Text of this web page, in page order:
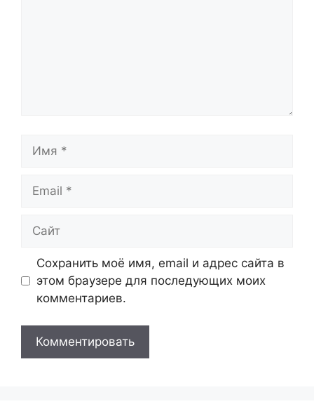
Имя
Email
Сайт
Сохранить моё имя, email и адрес сайта в
этом браузере для последующих моих
комментариев.